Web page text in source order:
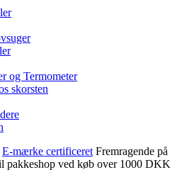
og Termometer
skorsten
E-mærke certificeret Fremragende på
pakkeshop ved køb over 1000 DKK